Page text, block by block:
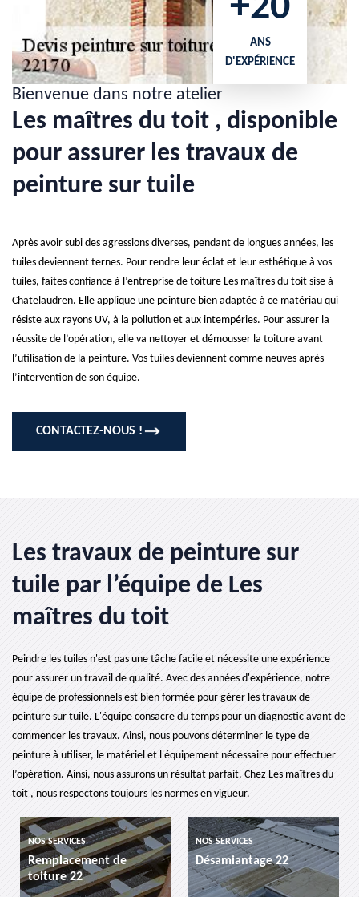
+20
ANS
D'EXPÉRIENCE
Bienvenue dans notre atelier
Les maîtres du toit , disponible
pour assurer les travaux de
peinture sur tuile
Après avoir subi des agressions diverses, pendant de longues années, les
tuiles deviennent ternes. Pour rendre leur éclat et leur esthétique à vos
tuiles, faites confiance à l’entreprise de toiture Les maîtres du toit sise à
Chatelaudren. Elle applique une peinture bien adaptée à ce matériau qui
résiste aux rayons UV, à la pollution et aux intempéries. Pour assurer la
réussite de l’opération, elle va nettoyer et démousser la toiture avant
l’utilisation de la peinture. Vos tuiles deviennent comme neuves après
l’intervention de son équipe.
CONTACTEZ-NOUS !
Les travaux de peinture sur
tuile par l’équipe de Les
maîtres du toit
Peindre les tuiles n'est pas une tâche facile et nécessite une expérience
pour assurer un travail de qualité. Avec des années d'expérience, notre
équipe de professionnels est bien formée pour gérer les travaux de
peinture sur tuile. L'équipe consacre du temps pour un diagnostic avant de
commencer les travaux. Ainsi, nous pouvons déterminer le type de
peinture à utiliser, le matériel et l'équipement nécessaire pour effectuer
l’opération. Ainsi, nous assurons un résultat parfait. Chez Les maîtres du
toit , nous respectons toujours les normes en vigueur.
de
NOS SERVICES
Désamiantage 22
NOS SERVICES
etancheite de